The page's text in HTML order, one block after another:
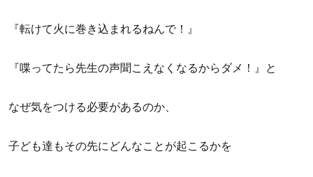
『転けて火に巻き込まれるねんで！』
『喋ってたら先生の声聞こえなくなるからダメ！』と
なぜ気をつける必要があるのか、
子ども達もその先にどんなことが起こるかを